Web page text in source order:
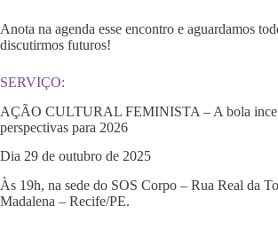
Anota na agenda esse encontro e aguardamos
discutirmos futuros!
SERVIÇO:
AÇÃO CULTURAL FEMINISTA – A bola
perspectivas para 2026
Dia 29 de outubro de 2025
Às 19h, na sede do SOS Corpo – Rua Real da
Madalena – Recife/PE.